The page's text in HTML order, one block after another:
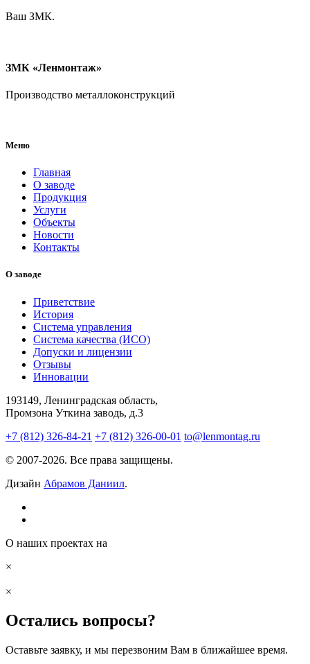
Ваш ЗМК.
ЗМК «Ленмонтаж»
Производство металлоконструкций
Меню
Главная
О заводе
Продукция
Услуги
Объекты
Новости
Контакты
О заводе
Приветствие
История
Система управления
Система качества (ИСО)
Допуски и лицензии
Отзывы
Инновации
193149, Ленинградская область,
Промзона Уткина заводь, д.3
+7 (812) 326-84-21 +7 (812) 326-00-01 to@lenmontag.ru
© 2007-2026. Все права защищены.
Дизайн Абрамов Даниил.
О наших проектах на
×
×
Остались вопросы?
Оставьте заявку, и мы перезвоним Вам в ближайшее время.